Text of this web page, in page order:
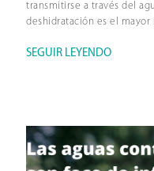
transmitirse a través del
deshidratación es el mayor
SEGUIR LEYENDO